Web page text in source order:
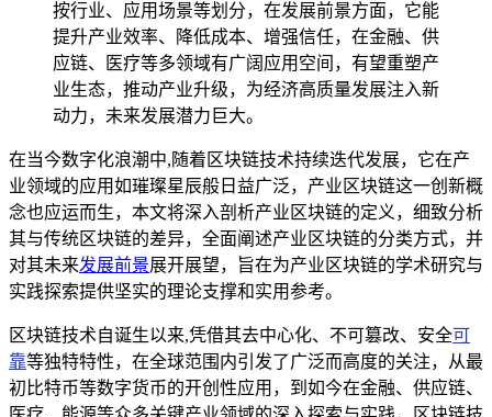
按行业、应用场景等划分，在发展前景方面，它能
提升产业效率、降低成本、增强信任，在金融、供
应链、医疗等多领域有广阔应用空间，有望重塑产
业生态，推动产业升级，为经济高质量发展注入新
动力，未来发展潜力巨大。
在当今数字化浪潮中,随着区块链技术持续迭代发展，它在产
业领域的应用如璀璨星辰般日益广泛，产业区块链这一创新概
念也应运而生，本文将深入剖析产业区块链的定义，细致分析
其与传统区块链的差异，全面阐述产业区块链的分类方式，并
对其未来发展前景展开展望，旨在为产业区块链的学术研究与
实践探索提供坚实的理论支撑和实用参考。
区块链技术自诞生以来,凭借其去中心化、不可篡改、安全可
靠等独特特性，在全球范围内引发了广泛而高度的关注，从最
初比特币等数字货币的开创性应用，到如今在金融、供应链、